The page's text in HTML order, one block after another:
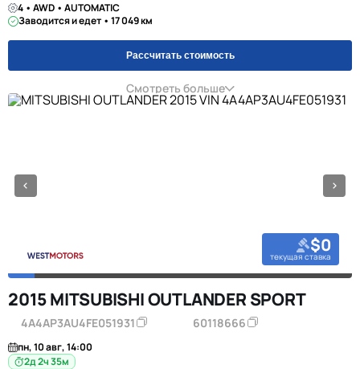
4 • AWD • AUTOMATIC
Заводится и едет • 17 049 км
Рассчитать стоимость
Смотреть больше
$0
текущая ставка
2015 MITSUBISHI OUTLANDER SPORT
4A4AP3AU4FE051931 60118666
пн, 10 авг, 14:00
2д 2ч 35м